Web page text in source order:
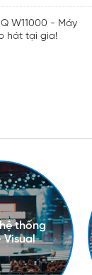
W11000 - Máy
hát tại gia!
thống
Visual